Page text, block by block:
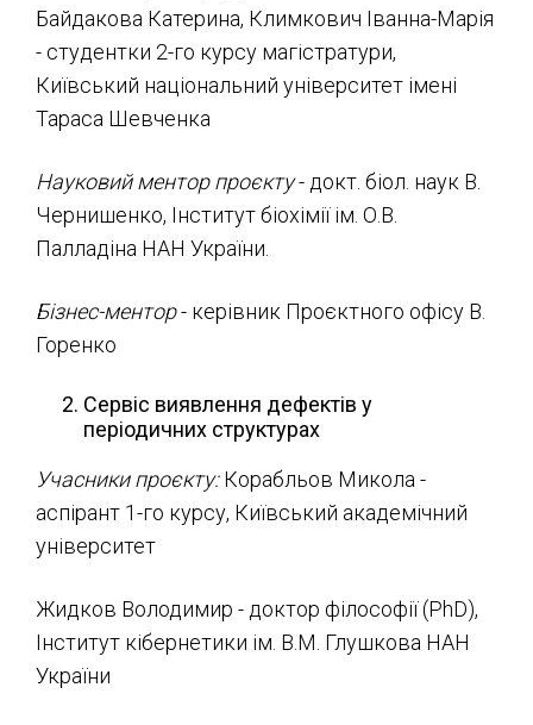
Байдакова Катерина, Климкович Іванна-Марія
- студентки 2-го курсу магістратури,
Київський національний університет імені
Тараса Шевченка
Науковий ментор проєкту- докт. біол. наук В.
Чернишенко, Інститут біохімії ім. О.В.
Палладіна НАН України.
Бізнес-ментор- керівник Проєктного офісу В.
Горенко
Сервіс виявлення дефектів у
періодичних структурах
Учасники проєкту:Корабльов Микола -
аспірант 1-го курсу, Київський академічний
університет
Жидков Володимир - доктор філософії (PhD),
Інститут кібернетики ім. В.М. Глушкова НАН
України